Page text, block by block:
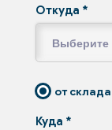
Откуда *
от склада
Куда *